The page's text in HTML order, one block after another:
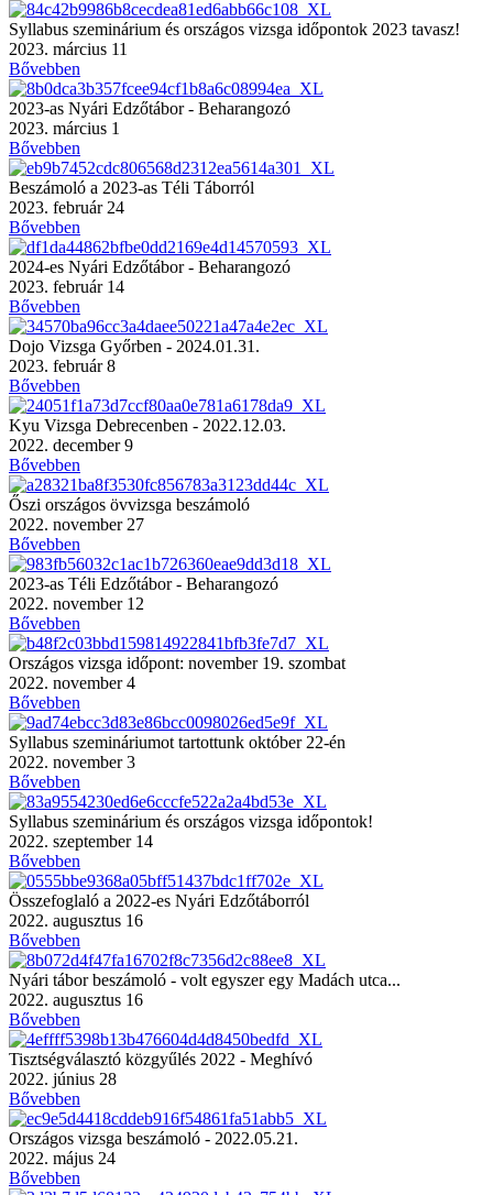
Syllabus szeminárium és országos vizsga időpontok 2023 tavasz!
2023. március 11
Bővebben
2023-as Nyári Edzőtábor - Beharangozó
2023. március 1
Bővebben
Beszámoló a 2023-as Téli Táborról
2023. február 24
Bővebben
2024-es Nyári Edzőtábor - Beharangozó
2023. február 14
Bővebben
Dojo Vizsga Győrben - 2024.01.31.
2023. február 8
Bővebben
Kyu Vizsga Debrecenben - 2022.12.03.
2022. december 9
Bővebben
Őszi országos övvizsga beszámoló
2022. november 27
Bővebben
2023-as Téli Edzőtábor - Beharangozó
2022. november 12
Bővebben
Országos vizsga időpont: november 19. szombat
2022. november 4
Bővebben
Syllabus szemináriumot tartottunk október 22-én
2022. november 3
Bővebben
Syllabus szeminárium és országos vizsga időpontok!
2022. szeptember 14
Bővebben
Összefoglaló a 2022-es Nyári Edzőtáborról
2022. augusztus 16
Bővebben
Nyári tábor beszámoló - volt egyszer egy Madách utca...
2022. augusztus 16
Bővebben
Tisztségválasztó közgyűlés 2022 - Meghívó
2022. június 28
Bővebben
Országos vizsga beszámoló - 2022.05.21.
2022. május 24
Bővebben